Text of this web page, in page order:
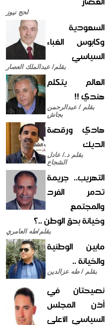
لحج نيوز
السعودية
وكابوس الغباء
السياسي
بقلم/ عبدالملك العصار
العالم يتكلم
هندي !!
بقلم / عبدالرحمن
بجاش
هادي ورقصة
الديك
بقلم د./ عادل
الشجاع
التهريب.. جريمة
تدمر الفرد
والمجتمع
وخيانة بحق الوطن ..؟
بقلم/طه العامري
مابين الوطنية
والخيانة ..
بقلم / طه عزالدين
نصيحتان في
أذن المجلس
السياسي الأعلى